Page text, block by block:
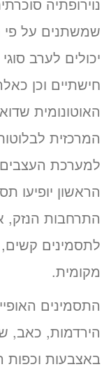
שמשתנים על פי
יכולים לערב
חישתיים וכן
האוטונומית
המרכזית
למערכת
הראשון יופיעו
התרחבות
לתסמינים
מקומית.
התסמינים
הירדמות, כאב,
באצבעות וכפות